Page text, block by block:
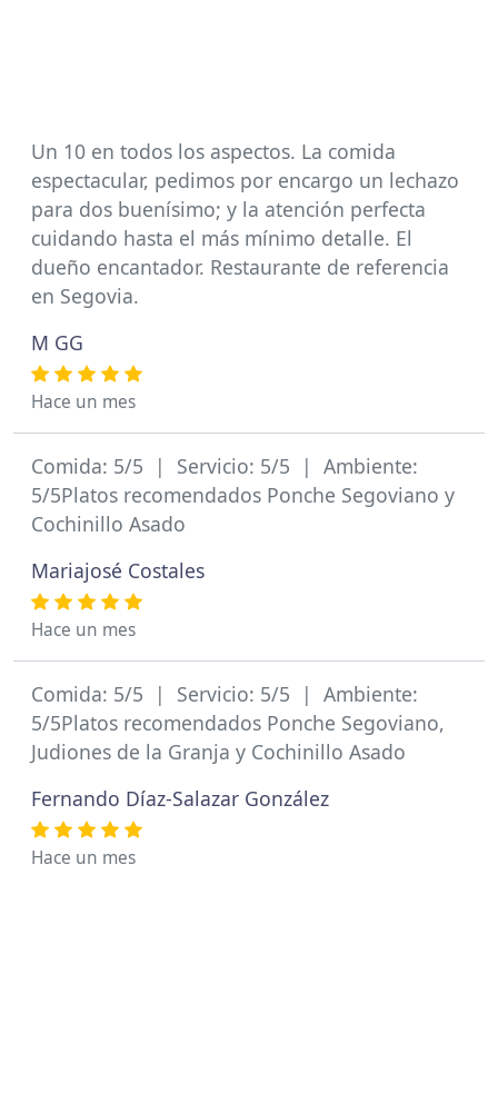
Un 10 en todos los aspectos. La comida
espectacular, pedimos por encargo un lechazo
para dos buenísimo; y la atención perfecta
cuidando hasta el más mínimo detalle. El
dueño encantador. Restaurante de referencia
en Segovia.
M GG
Hace un mes
Comida: 5/5 | Servicio: 5/5 | Ambiente:
5/5Platos recomendados Ponche Segoviano y
Cochinillo Asado
Mariajosé Costales
Hace un mes
Comida: 5/5 | Servicio: 5/5 | Ambiente:
5/5Platos recomendados Ponche Segoviano,
Judiones de la Granja y Cochinillo Asado
Fernando Díaz-Salazar González
Hace un mes